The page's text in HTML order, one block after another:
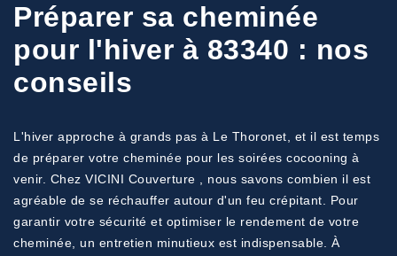
Préparer sa cheminée
pour l'hiver à 83340 : nos
conseils
L'hiver approche à grands pas à Le Thoronet, et il est temps
de préparer votre cheminée pour les soirées cocooning à
venir. Chez VICINI Couverture , nous savons combien il est
agréable de se réchauffer autour d'un feu crépitant. Pour
garantir votre sécurité et optimiser le rendement de votre
cheminée, un entretien minutieux est indispensable. À